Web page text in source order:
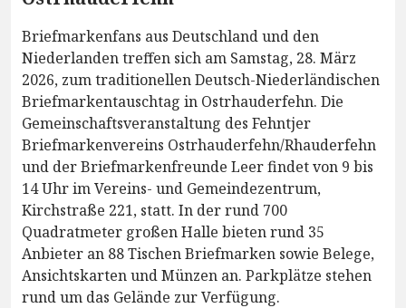
Briefmarkenfans aus Deutschland und den
Niederlanden treffen sich am Samstag, 28. März
2026, zum traditionellen Deutsch-Niederländischen
Briefmarkentauschtag in Ostrhauderfehn. Die
Gemeinschaftsveranstaltung des Fehntjer
Briefmarkenvereins Ostrhauderfehn/Rhauderfehn
und der Briefmarkenfreunde Leer findet von 9 bis
14 Uhr im Vereins- und Gemeindezentrum,
Kirchstraße 221, statt. In der rund 700
Quadratmeter großen Halle bieten rund 35
Anbieter an 88 Tischen Briefmarken sowie Belege,
Ansichtskarten und Münzen an. Parkplätze stehen
rund um das Gelände zur Verfügung.